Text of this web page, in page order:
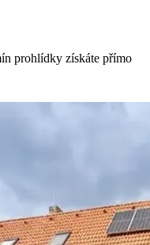
prohlídky získáte přímo